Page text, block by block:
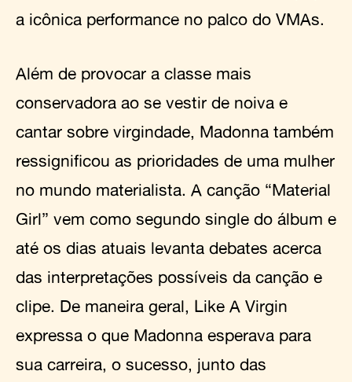
a icônica performance no palco do VMAs.
Além de provocar a classe mais
conservadora ao se vestir de noiva e
cantar sobre virgindade, Madonna também
ressignificou as prioridades de uma mulher
no mundo materialista. A canção “Material
Girl” vem como segundo single do álbum e
até os dias atuais levanta debates acerca
das interpretações possíveis da canção e
clipe. De maneira geral, Like A Virgin
expressa o que Madonna esperava para
sua carreira, o sucesso, junto das